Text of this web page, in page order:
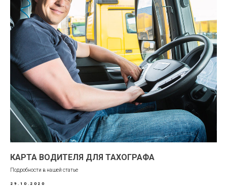
КАРТА ВОДИТЕЛЯ ДЛЯ ТАХОГРАФА
Подробности в нашей статье
29.10.2020